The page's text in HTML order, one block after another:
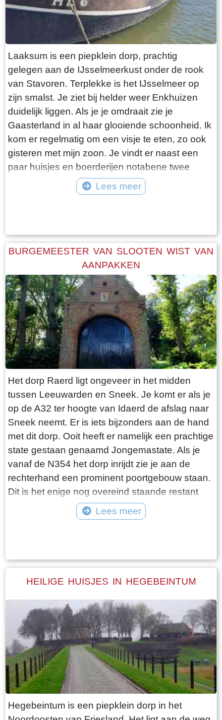
Laaksum is een piepklein dorp, prachtig
gelegen aan de IJsselmeerkust onder de rook
van Stavoren. Terplekke is het IJsselmeer op
zijn smalst. Je ziet bij helder weer Enkhuizen
duidelijk liggen. Als je je omdraait zie je
Gaasterland in al haar glooiende schoonheid. Ik
kom er regelmatig om een visje te eten, zo ook
gisteren met mijn zoon. Je vindt er naast een
paar huisjes en boerderijen notabene twee
visrestaurants op steenworp afstand van elkaar.
Er schijnt het jaar rond voldoende klandizie te
linker restaurant dat sinds een paar jaar in de
voormalige zoutloods gevestigd is. Zolang de
voorraad strekt welteverstaan. De naam
“Laaksumer Bot” suggereert dat de vis terplekke
gevangen wordt. En niets is minder waar.
Tegenover de twee visrestaurants ligt in het
kleinste haventje van Europa eenzaam en
alleen de HL6. Navraag in het restaurant leert
dan dit de vissersboot van de gebroeders De
Vries is. Zij zijn de laatste overgebleven vissers
van Laaksum. Eerder was er sprake van een
bescheiden vloot maar de meeste vissers van
Laaksum zijn er al lang geleden mee gestopt.
De gebroeders De Vries houden het dus nog vol
en vangen regelmatig bot bij Laaksum. Ik hoor
dat de ze inmiddels aardig op leeftijd zijn, in
ieder geval over de zestig. Ik hoop dat ze het
nog even kunnen volhouden tot aan hun
pensioenleeftijd. Want zodra zij ermee stoppen
vangt iedereen bot bij Laaksum.
Lees meer
BURGEMEESTER VAN SLOOTEN WIST VAN
AANPAKKEN
Het dorp Raerd ligt ongeveer in het midden
tussen Leeuwarden en Sneek. Je komt er als je
op de A32 ter hoogte van Idaerd de afslag naar
Sneek neemt. Er is iets bijzonders aan de hand
met dit dorp. Ooit heeft er namelijk een prachtige
state gestaan genaamd Jongemastate. Als je
vanaf de N354 het dorp inrijdt zie je aan de
rechterhand een prominent poortgebouw staan.
Dit is het enige nog overeind staande restant
van Jongemastate. Het poortgebouw geeft
toegang tot het park Jongemastate. In het
aub”. Het is de moeite waard om het park eens
heeft. Grote brokken zandsteen liggen her en
der verspreid door het park alsof er een enorme
explosie heeft plaatsgevonden. Niets is minder
waar. De laatste bewoner van Jongemastate
was Burgemeester van Slooten. Hij was
burgemeester van de gemeente
Rauwerderhem. Het voormalige gemeentehuis
staat een eindje verderop. Het is moeilijk voor te
stellen maar toen hij verhuisde heeft hij de state
Lees meer
HEILIGE HUISJES IN HEGEBEINTUM
Hegebeintum is een piepklein dorp in het